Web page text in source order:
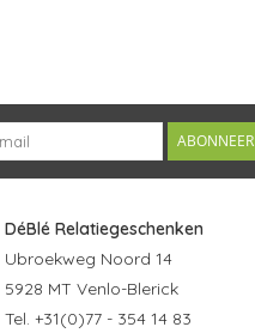
ABONNEER
DéBlé Relatiegeschenken
Ubroekweg Noord 14
5928 MT Venlo-Blerick
Tel. +31(0)77 - 354 14 83